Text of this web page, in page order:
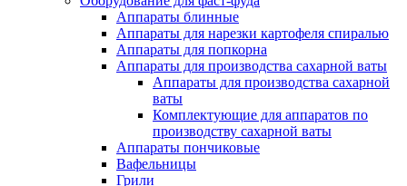
Аппараты блинные
Аппараты для нарезки картофеля спиралью
Аппараты для попкорна
Аппараты для производства сахарной ваты
Аппараты для производства сахарной
ваты
Комплектующие для аппаратов по
производству сахарной ваты
Аппараты пончиковые
Вафельницы
Грили